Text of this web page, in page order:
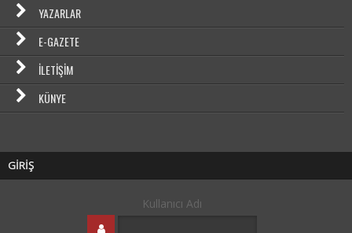
YAZARLAR
E-GAZETE
İLETIŞIM
KÜNYE
GİRİŞ
Kullanıcı Adı